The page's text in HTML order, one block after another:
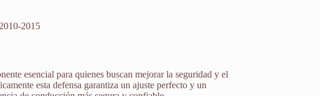
2015
esencial para quienes buscan mejorar la seguridad y el
esta defensa garantiza un ajuste perfecto y un